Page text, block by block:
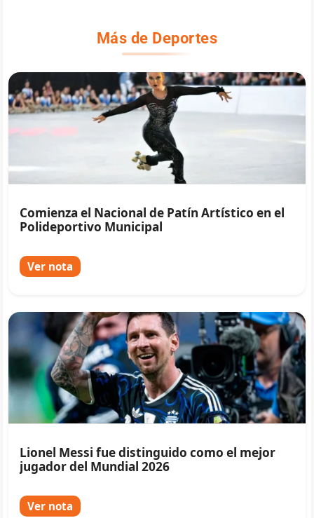
Más de Deportes
Comienza el Nacional de Patín Artístico en el
Polideportivo Municipal
Ver nota
Lionel Messi fue distinguido como el mejor
jugador del Mundial 2026
Ver nota